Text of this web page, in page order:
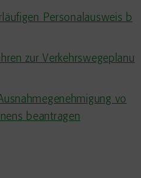
Personalausweis b
zur Verkehrswegeplanu
vo
beantragen